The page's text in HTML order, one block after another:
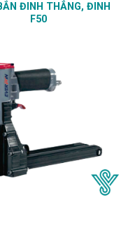
ĐINH THẲNG, ĐINH
F50